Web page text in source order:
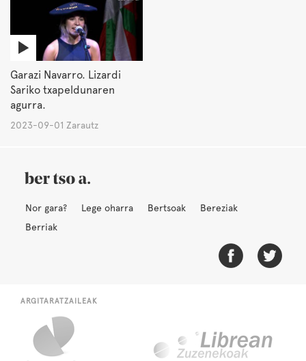
Garazi Navarro. Lizardi
Sariko txapeldunaren
agurra.
2023-09-01 Zarautz
Nor gara? Lege oharra Bertsoak
Bereziak
Berriak
ARGITARATZAILEAK